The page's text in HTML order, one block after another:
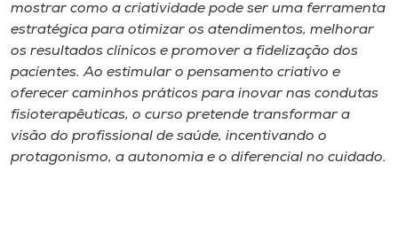
A+
A-
mostrar como a criatividade pode ser uma ferramenta
estratégica para otimizar os atendimentos, melhorar
os resultados clínicos e promover a fidelização dos
pacientes. Ao estimular o pensamento criativo e
oferecer caminhos práticos para inovar nas condutas
fisioterapêuticas, o curso pretende transformar a
visão do profissional de saúde, incentivando o
protagonismo, a autonomia e o diferencial no cuidado.